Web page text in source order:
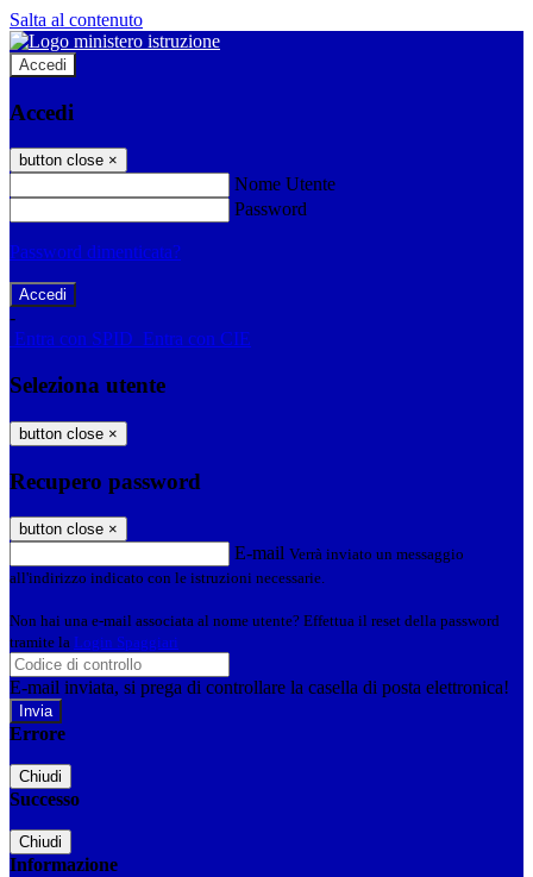
Salta al contenuto
Accedi
Accedi
button close ×
Nome Utente
Password
Password dimenticata?
-
Entra con SPID Entra con CIE
Seleziona utente
button close ×
Recupero password
button close ×
E-mail Verrà inviato un messaggio
all'indirizzo indicato con le istruzioni necessarie.
Non hai una e-mail associata al nome utente? Effettua il reset della password
tramite la Login Spaggiari
E-mail inviata, si prega di controllare la casella di posta elettronica!
Errore
Chiudi
Successo
Chiudi
Informazione